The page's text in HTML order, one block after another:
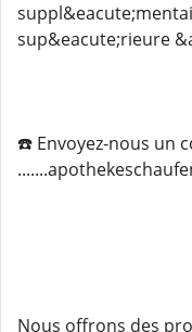
sup&eacute;rieure
☎️ Envoyez-nous un
Nous offrons des